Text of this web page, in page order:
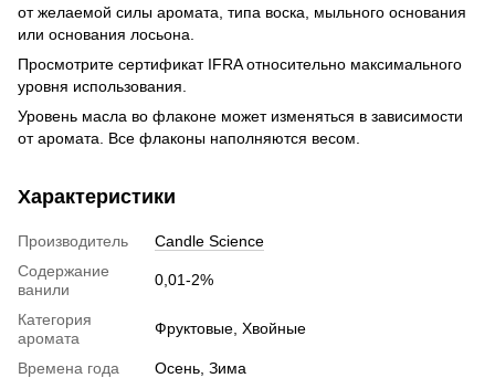
от желаемой силы аромата, типа воска, мыльного основания
или основания лосьона.
Просмотрите сертификат IFRA относительно максимального
уровня использования.
Уровень масла во флаконе может изменяться в зависимости
от аромата. Все флаконы наполняются весом.
Характеристики
Производитель
Candle Science
Содержание
ванили
0,01-2%
Категория
аромата
Фруктовые, Хвойные
Времена года
Осень, Зима